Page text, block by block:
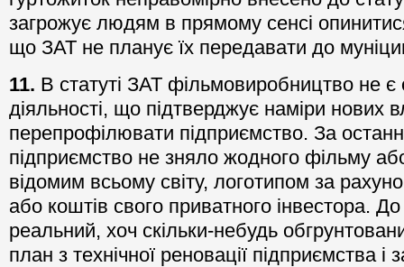
загрожує людям в прямому сенсі
що ЗАТ не планує їх передавати до
11. В статуті ЗАТ фільмовиробництво не
діяльності, що підтверджує наміри нових
перепрофілювати підприємство. За
підприємство не зняло жодного фільму
відомим всьому світу, логотипом за
або коштів свого приватного інвестора. До
реальний, хоч скільки-небудь
план з технічної реновації підприємства і